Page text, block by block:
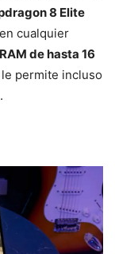
8 Elite
cualquier
RAM de hasta 16
permite incluso